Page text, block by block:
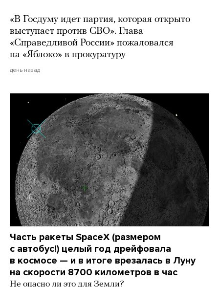
«В Госдуму идет партия, которая открыто
выступает против СВО». Глава
«Справедливой России» пожаловался
на «Яблоко» в прокуратуру
день назад
Часть ракеты SpaceX (размером
с автобус!) целый год дрейфовала
в космосе — и в итоге врезалась в Луну
на скорости 8700 километров в час
Не опасно ли это для Земли?